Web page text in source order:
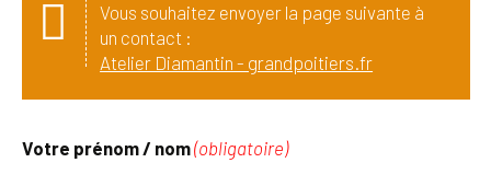
Vous souhaitez envoyer la page suivante à
un contact :
Atelier Diamantin - grandpoitiers.fr
Votre prénom / nom(obligatoire)